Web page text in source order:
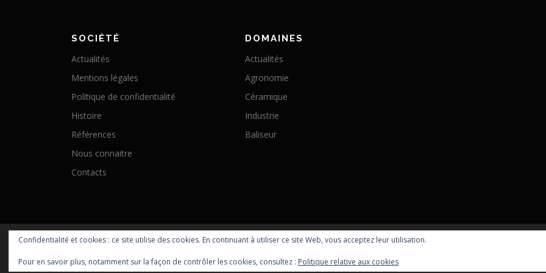
SOCIÉTÉ
Actualités
Mentions légales
Politique de confidentialité
Histoire
Références
Nous connaitre
Contacts
DOMAINES
Actualités
Agronomie
Céramique
Industrie
Baliseur
Confidentialité et cookies : ce site utilise des cookies. En continuant à utiliser ce site Web, vous acceptez leur utilisation.
Pour en savoir plus, notamment sur la façon de contrôler les cookies, consultez : Politique relative aux cookies